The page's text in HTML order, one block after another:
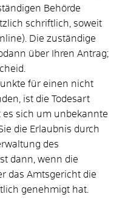
Behörde
schriftlich, soweit
Die zuständige
über Ihren Antrag;
für einen nicht
ist die Todesart
sich um unbekannte
die Erlaubnis durch
des
dann, wenn die
das Amtsgericht die
genehmigt hat.